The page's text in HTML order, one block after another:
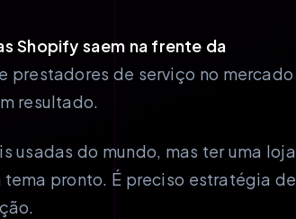
Shopify saem na frente da
prestadores de serviço no mercado
resultado.
usadas do mundo, mas ter uma loja
pronto. É preciso estratégia de